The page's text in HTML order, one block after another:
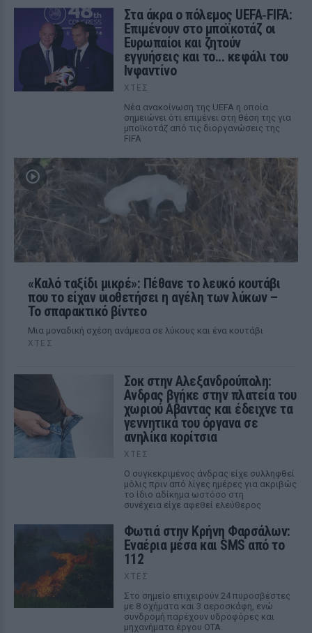
Στα άκρα ο πόλεμος UEFA‑FIFA:
Επιμένουν στο μποϊκοτάζ οι
Ευρωπαίοι και ζητούν
εγγυήσεις και το... κεφάλι του
Ινφαντίνο
ΧΤΕΣ
Νέα ανακοίνωση της UEFA η οποία
σημειώνει ότι επιμένει στη θέση της για
μποϊκοτάζ από τις διοργανώσεις της
FIFA
«Καλό ταξίδι μικρέ»: Πέθανε το λευκό κουτάβι
που το είχαν υιοθετήσει η αγέλη των λύκων –
Το σπαρακτικό βίντεο
Μια μοναδική σχέση ανάμεσα σε λύκους και ένα κουτάβι
ΧΤΕΣ
Σοκ στην Αλεξανδρούπολη:
Ανδρας βγήκε στην πλατεία του
χωριού Αβαντας και έδειχνε τα
γεννητικά του όργανα σε
ανηλίκα κορίτσια
ΧΤΕΣ
Ο συγκεκριμένος άνδρας είχε συλληφθεί
μόλις πριν από λίγες ημέρες για ακριβώς
το ίδιο αδίκημα ωστόσο στη
συνέχεια είχε αφεθεί ελεύθερος
Φωτιά στην Κρήνη Φαρσάλων:
Εναέρια μέσα και SMS από το
112
ΧΤΕΣ
Στο σημείο επιχειρούν 24 πυροσβέστες
με 8 οχήματα και 3 αεροσκάφη, ενώ
συνδρομή παρέχουν υδροφόρες και
μηχανήματα έργου ΟΤΑ.